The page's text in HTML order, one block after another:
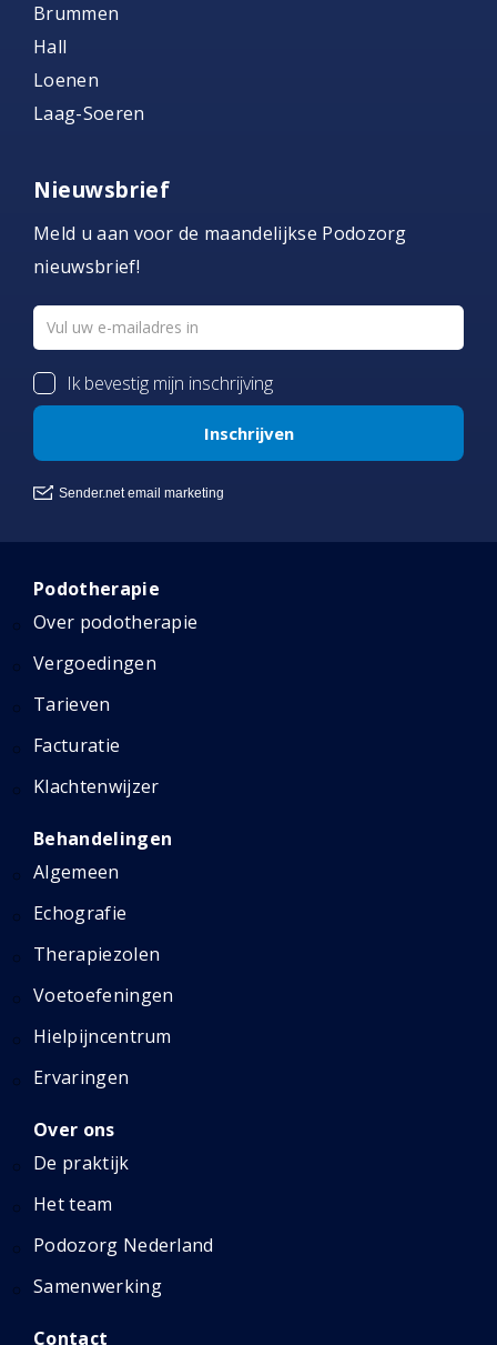
Brummen
Hall
Loenen
Laag-Soeren
Nieuwsbrief
Meld u aan voor de maandelijkse Podozorg
nieuwsbrief!
Podotherapie
Over podotherapie
Vergoedingen
Tarieven
Facturatie
Klachtenwijzer
Behandelingen
Algemeen
Echografie
Therapiezolen
Voetoefeningen
Hielpijncentrum
Ervaringen
Over ons
De praktijk
Het team
Podozorg Nederland
Samenwerking
Contact